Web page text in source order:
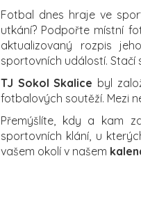
Fotbal dnes hraje ve
utkání? Podpořte místní
aktualizovaný rozpis
sportovních událostí. Stačí
TJ Sokol Skalice byl
fotbalových soutěží. Mezi
Přemýšlíte, kdy a kam
sportovních klání, u
vašem okolí v našem